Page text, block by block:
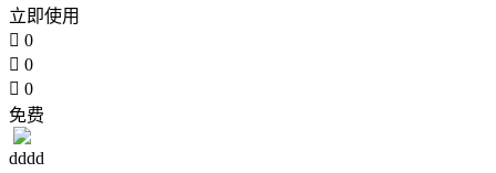
立即使用
 0
 0
 0
免费
dddd